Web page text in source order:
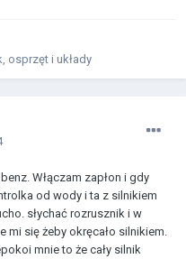
osprzęt i układy
Włączam zapłon i gdy
od wody i ta z silnikiem
słychać rozrusznik i w
mi się żeby okręcało silnikiem.
mnie to że cały silnik